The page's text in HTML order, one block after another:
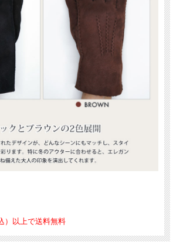
）以上で送料無料